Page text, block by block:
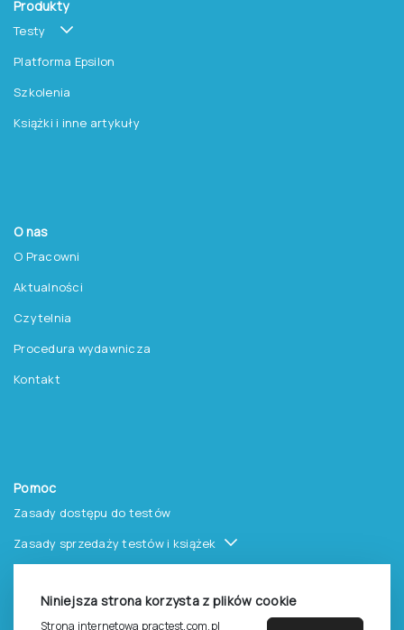
Niniejsza strona korzysta z plików cookie
Strona internetowa practest.com.pl
Produkty
Testy
Platforma Epsilon
Szkolenia
Książki i inne artykuły
O nas
O Pracowni
Aktualności
Czytelnia
Procedura wydawnicza
Kontakt
Pomoc
Zasady dostępu do testów
Zasady sprzedaży testów i książek
Cennik i katalog